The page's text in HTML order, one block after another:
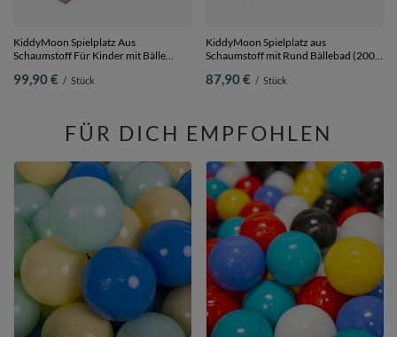
KiddyMoon Spielplatz Aus
Schaumstoff Für Kinder mit Bälle
pastellbeige/weiß/perle/grau, Bällebad
99,90 € / Stück
KiddyMoon Spielplatz aus
Schaumstoff mit Rund Bällebad (200
Hindernisläufen, Hergestellt in der EU,
87,90 € / Stück
FÜR DICH EMPFOHLEN